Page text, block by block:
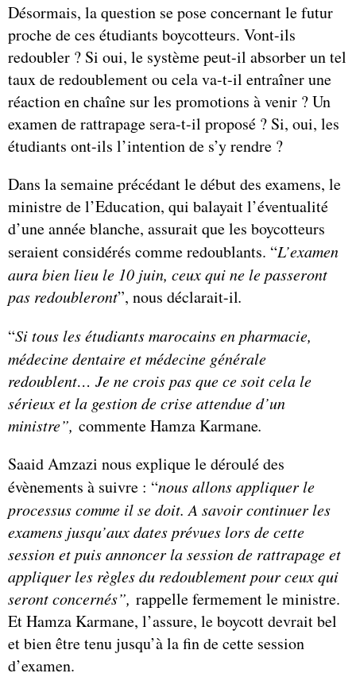
Désormais, la question se pose concernant le futur
proche de ces étudiants boycotteurs. Vont-ils
redoubler ? Si oui, le système peut-il absorber un tel
taux de redoublement ou cela va-t-il entraîner une
réaction en chaîne sur les promotions à venir ? Un
examen de rattrapage sera-t-il proposé ? Si, oui, les
étudiants ont-ils l’intention de s’y rendre ?
Dans la semaine précédant le début des examens, le
ministre de l’Education, qui balayait l’éventualité
d’une année blanche, assurait que les boycotteurs
seraient considérés comme redoublants. “L’examen
aura bien lieu le 10 juin, ceux qui ne le passeront
pas redoubleront”, nous déclarait-il.
“Si tous les étudiants marocains en pharmacie,
médecine dentaire et médecine générale
redoublent… Je ne crois pas que ce soit cela le
sérieux et la gestion de crise attendue d’un
ministre”, commente Hamza Karmane.
Saaid Amzazi nous explique le déroulé des
évènements à suivre : “nous allons appliquer le
processus comme il se doit. A savoir continuer les
examens jusqu’aux dates prévues lors de cette
session et puis annoncer la session de rattrapage et
appliquer les règles du redoublement pour ceux qui
seront concernés”, rappelle fermement le ministre.
Et Hamza Karmane, l’assure, le boycott devrait bel
et bien être tenu jusqu’à la fin de cette session
d’examen.